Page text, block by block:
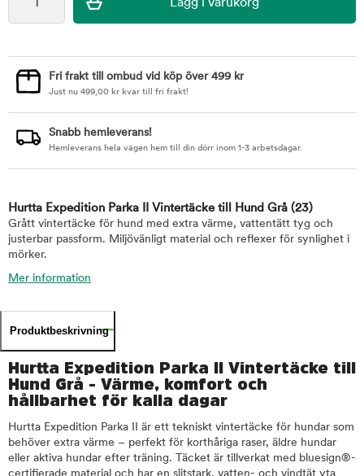
Fri frakt till ombud vid köp över 499 kr
Just nu 499,00 kr kvar till fri frakt!
Snabb hemleverans!
Hemleverans hela vägen hem till din dörr inom 1-3 arbetsdagar.
Hurtta Expedition Parka II Vintertäcke till Hund Grå (23)
Grått vintertäcke för hund med extra värme, vattentätt tyg och
justerbar passform. Miljövänligt material och reflexer för synlighet i
mörker.
Mer information
Produktbeskrivning
Hurtta Expedition Parka II Vintertäcke till
Hund Grå - Värme, komfort och
hållbarhet för kalla dagar
Hurtta Expedition Parka II är ett tekniskt vintertäcke för hundar som
behöver extra värme – perfekt för korthåriga raser, äldre hundar
eller aktiva hundar efter träning. Täcket är tillverkat med bluesign®-